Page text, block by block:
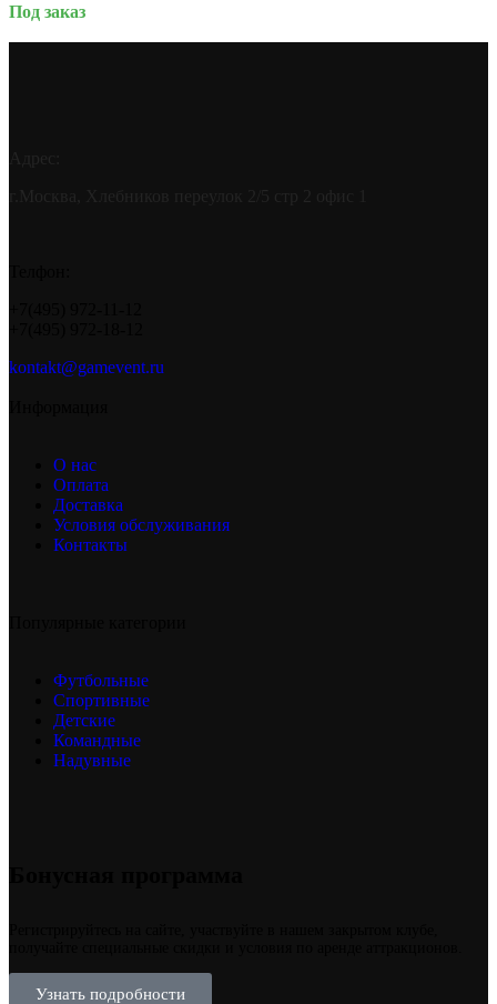
Под заказ
kontakt@gamevent.ru
О нас
Оплата
Доставка
Условия обслуживания
Контакты
Футбольные
Спортивные
Детские
Командные
Надувные
Узнать подробности